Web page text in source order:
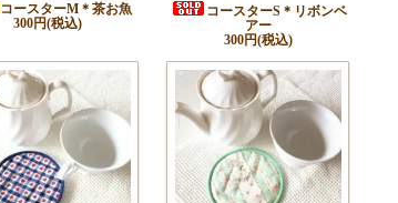
コースターM＊茶お魚
300円(税込)
コースターS＊リボンベ
アー
300円(税込)